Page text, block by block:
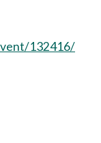
132416/